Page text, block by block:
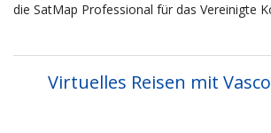
die SatMap Professional für das Vereinigte
Virtuelles Reisen mit